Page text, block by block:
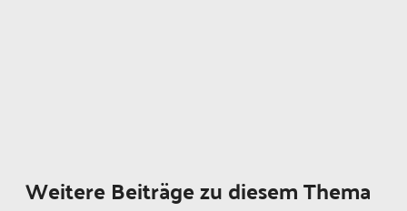
Weitere Beiträge zu diesem Thema